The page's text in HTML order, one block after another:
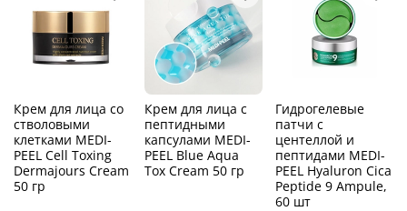
Крем для лица со
стволовыми
клетками MEDI-
PEEL Cell Toxing
Dermajours Cream
50 гр
Крем для лица с
пептидными
капсулами MEDI-
PEEL Blue Aqua
Tox Cream 50 гр
Гидрогелевые
патчи с
центеллой и
пептидами MEDI-
PEEL Hyaluron Cica
Peptide 9 Ampule,
60 шт